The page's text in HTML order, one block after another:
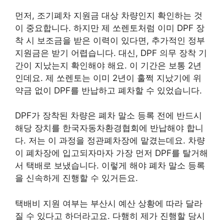
먼저, 조기폐차 지원금 대상 차량인지 확인하는 것
이 중요합니다. 하지만 제 쏘렌토처럼 이미 DPF 장
착 시 보조금을 받은 이력이 있다면, 추가적인 정부
지원금은 받기 어렵습니다. 대신, DPF 의무 장착 기
간이 지났는지 확인해야 해요. 이 기간은 보통 2년
인데요. 제 쏘렌토는 이미 2년이 훌쩍 지났기에 위
약금 없이 DPF를 반납하고 폐차할 수 있었습니다.
DPF가 장착된 차량은 폐차 말소 등록 전에 반드시
해당 장치를 한국자동차환경협회에 반납해야 합니
다. 저는 이 과정을 정관폐차장에 맡겼는데요. 차량
이 폐차장에 입고되자마자 가장 먼저 DPF를 탈거해
서 택배로 보냈습니다. 이렇게 해야 폐차 말소 등록
을 신속하게 진행할 수 있거든요.
택배비 지원 여부는 부산시 예산 상황에 따라 달라
질 수 있다고 하더라고요. 다행히 제가 진행할 당시